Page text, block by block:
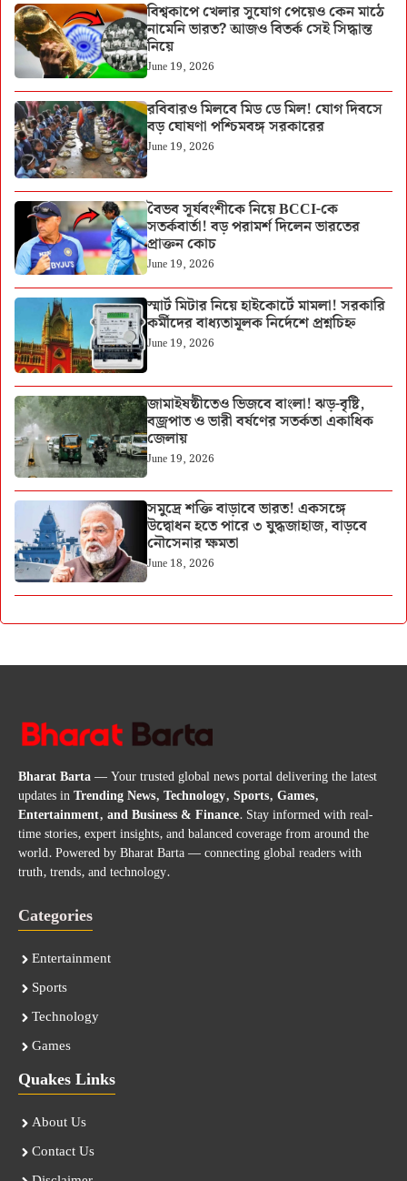
বিশ্বকাপে খেলার সুযোগ পেয়েও কেন মাঠে
নামেনি ভারত? আজও বিতর্ক সেই সিদ্ধান্ত
নিয়ে
June 19, 2026
রবিবারও মিলবে মিড ডে মিল! যোগ দিবসে
বড় ঘোষণা পশ্চিমবঙ্গ সরকারের
June 19, 2026
বৈভব সূর্যবংশীকে নিয়ে BCCI-কে
সতর্কবার্তা! বড় পরামর্শ দিলেন ভারতের
প্রাক্তন কোচ
June 19, 2026
স্মার্ট মিটার নিয়ে হাইকোর্টে মামলা! সরকারি
কর্মীদের বাধ্যতামূলক নির্দেশে প্রশ্নচিহ্ন
June 19, 2026
জামাইষষ্ঠীতেও ভিজবে বাংলা! ঝড়-বৃষ্টি,
বজ্রপাত ও ভারী বর্ষণের সতর্কতা একাধিক
জেলায়
June 19, 2026
সমুদ্রে শক্তি বাড়াবে ভারত! একসঙ্গে
উদ্বোধন হতে পারে ৩ যুদ্ধজাহাজ, বাড়বে
নৌসেনার ক্ষমতা
June 18, 2026
Bharat Barta— Your trusted global news portal delivering the latest
updates inTrending News, Technology, Sports, Games,
Entertainment, and Business & Finance. Stay informed with real-
time stories, expert insights, and balanced coverage from around the
world. Powered by Bharat Barta — connecting global readers with
truth, trends, and technology.
Categories
Entertainment
Sports
Technology
Games
Quakes Links
About Us
Contact Us